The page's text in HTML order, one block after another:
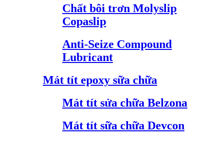
Chất bôi trơn Molyslip
Copaslip
Anti-Seize Compound
Lubricant
Mát tít epoxy sữa chữa
Mát tít sửa chữa Belzona
Mát tít sữa chữa Devcon